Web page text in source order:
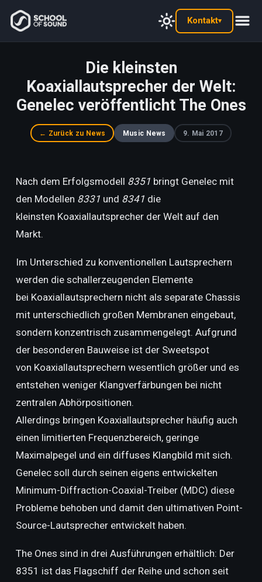
Kontakt▾
Die kleinsten
Koaxiallautsprecher der Welt:
Genelec veröffentlicht The Ones
← Zurück zu News Music News 9. Mai 2017
Nach dem Erfolgsmodell 8351 bringt Genelec mit
den Modellen 8331 und 8341 die
kleinsten Koaxiallautsprecher der Welt auf den
Markt.
Im Unterschied zu konventionellen Lautsprechern
werden die schallerzeugenden Elemente
bei Koaxiallautsprechern nicht als separate Chassis
mit unterschiedlich großen Membranen eingebaut,
sondern konzentrisch zusammengelegt. Aufgrund
der besonderen Bauweise ist der Sweetspot
von Koaxiallautsprechern wesentlich größer und es
entstehen weniger Klangverfärbungen bei nicht
zentralen Abhörpositionen.
Allerdings bringen Koaxiallautsprecher häufig auch
einen limitierten Frequenzbereich, geringe
Maximalpegel und ein diffuses Klangbild mit sich.
Genelec soll durch seinen eigens entwickelten
Minimum-Diffraction-Coaxial-Treiber (MDC) diese
Probleme behoben und damit den ultimativen Point-
Source-Lautsprecher entwickelt haben.
The Ones sind in drei Ausführungen erhältlich: Der
8351 ist das Flagschiff der Reihe und schon seit